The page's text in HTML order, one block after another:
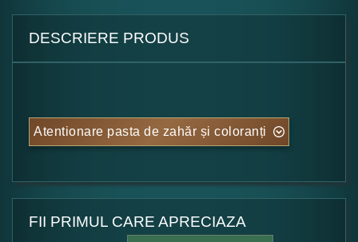
DESCRIERE PRODUS
Atentionare pasta de zahăr și coloranți
FII PRIMUL CARE APRECIAZA